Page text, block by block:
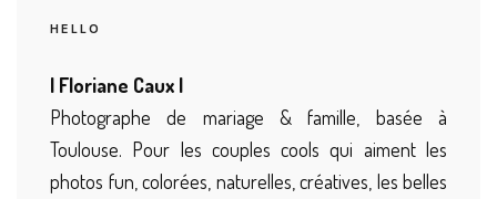
HELLO
| Floriane Caux |
Photographe de mariage & famille, basée à
Toulouse. Pour les couples cools qui aiment les
photos fun, colorées, naturelles, créatives, les belles